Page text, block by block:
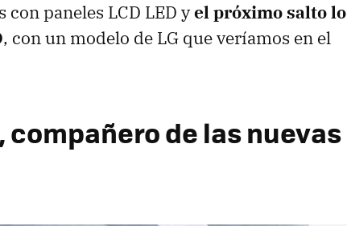
paneles LCD LED yel próximo salto lo
, con un modelo de LG que veríamos en el
de las nuevas